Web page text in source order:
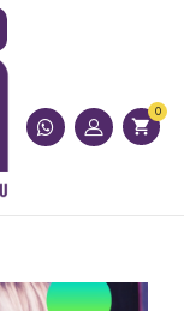
shopping_cart
0